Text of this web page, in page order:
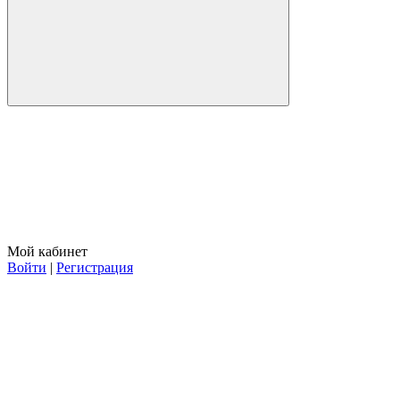
Мой кабинет
Войти | Регистрация